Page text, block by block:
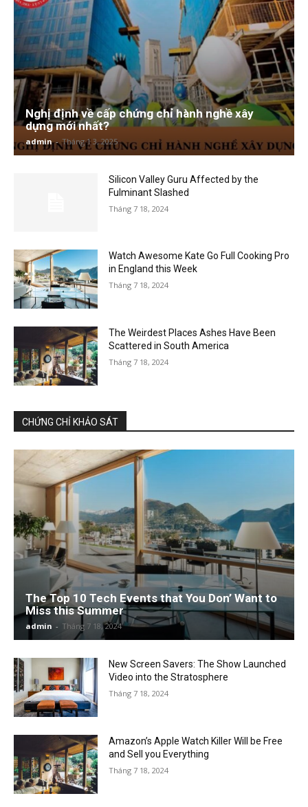
Nghị định về cấp chứng chỉ hành nghề xây
dựng mới nhất?
admin - Tháng 1 3, 2025
Silicon Valley Guru Affected by the
Fulminant Slashed
Tháng 7 18, 2024
Watch Awesome Kate Go Full Cooking Pro
in England this Week
Tháng 7 18, 2024
The Weirdest Places Ashes Have Been
Scattered in South America
Tháng 7 18, 2024
CHỨNG CHỈ KHẢO SÁT
The Top 10 Tech Events that You Don’ Want to
Miss this Summer
admin - Tháng 7 18, 2024
New Screen Savers: The Show Launched
Video into the Stratosphere
Tháng 7 18, 2024
Amazon’s Apple Watch Killer Will be Free
and Sell you Everything
Tháng 7 18, 2024